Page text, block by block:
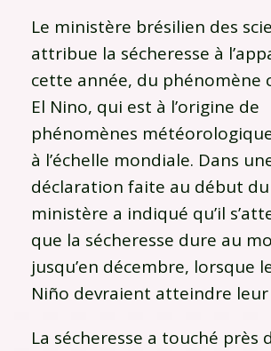
Le ministère brésilien des
attribue la sécheresse à
cette année, du phénomène
El Nino, qui est à l’origine de
phénomènes
à l’échelle mondiale. Dans
déclaration faite au début
ministère a indiqué qu’il
que la sécheresse dure au
jusqu’en décembre, lorsque
Niño devraient atteindre leur
La sécheresse a touché près